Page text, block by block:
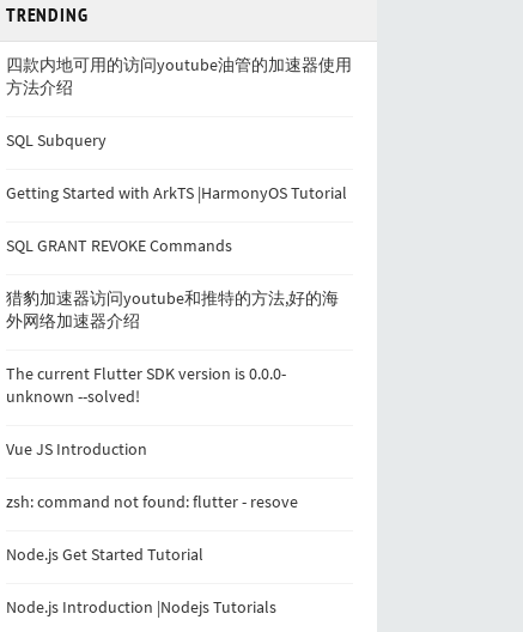
TRENDING
四款内地可用的访问youtube油管的加速器使用
方法介绍
SQL Subquery
Getting Started with ArkTS |HarmonyOS Tutorial
SQL GRANT REVOKE Commands
猎豹加速器访问youtube和推特的方法,好的海
外网络加速器介绍
The current Flutter SDK version is 0.0.0-
unknown --solved!
Vue JS Introduction
zsh: command not found: flutter - resove
Node.js Get Started Tutorial
Node.js Introduction |Nodejs Tutorials